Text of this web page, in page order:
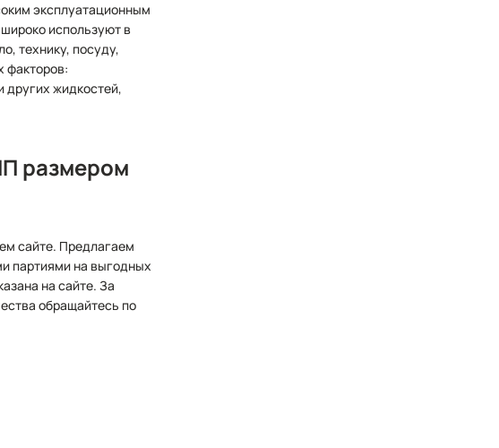
эксплуатационным
используют в
технику, посуду,
факторов:
других жидкостей,
размером
сайте. Предлагаем
партиями на выгодных
на сайте. За
обращайтесь по